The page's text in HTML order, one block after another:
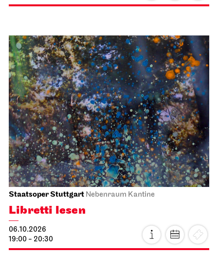
Staatsoper Stuttgart Nebenraum Kantine
Libretti lesen
06.10.2026
19:00 - 20:30